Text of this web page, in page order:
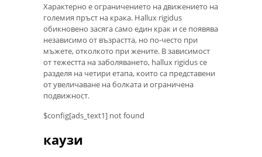
Характерно е ограничението на движението на
големия пръст на крака. Hallux rigidus
обикновено засяга само един крак и се появява
независимо от възрастта, но по-често при
мъжете, отколкото при жените. В зависимост
от тежестта на заболяването, hallux rigidus се
разделя на четири етапа, които са представени
от увеличаване на болката и ограничена
подвижност.
$config[ads_text1] not found
каузи